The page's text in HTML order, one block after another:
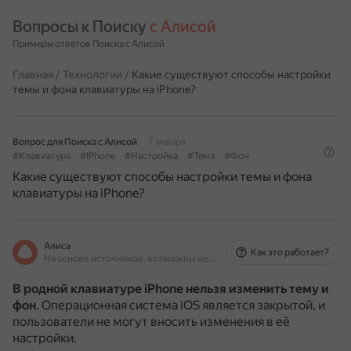
Вопросы к Поиску с Алисой
Примеры ответов Поиска с Алисой
Главная / Технологии / Какие существуют способы настройки
темы и фона клавиатуры на iPhone?
Вопрос для Поиска с Алисой
7 января
#Клавиатура
#IPhone #Настройка #Тема #Фон
Какие существуют способы настройки темы и фона
клавиатуры на iPhone?
Алиса
На основе источников, возможны неточности
Как это работает?
В родной клавиатуре iPhone нельзя изменить тему и
фон. Операционная система iOS является закрытой, и
пользователи не могут вносить изменения в её
настройки.